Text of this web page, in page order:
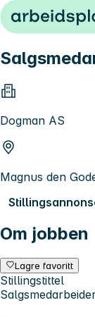
Hopp til innhold
Dogman AS
Magnus den
Om jobben
Lagre favoritt
Stillingstittel